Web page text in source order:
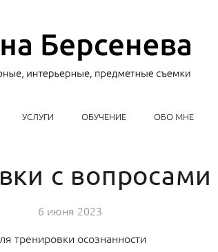
УСЛУГИ ОБУЧЕНИЕ ОБО МНЕ
с вопросами
6 июня 2023
тренировки осознанности